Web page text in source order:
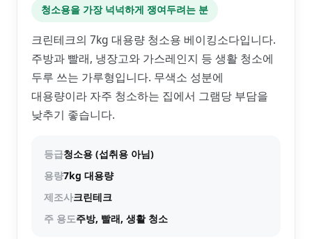
청소용을 가장 넉넉하게 쟁여두려는 분
크린테크의 7kg 대용량 청소용 베이킹소다입니다.
주방과 빨래, 냉장고와 가스레인지 등 생활 청소에
두루 쓰는 가루형입니다. 무색소 성분에
대용량이라 자주 청소하는 집에서 그램당 부담을
낮추기 좋습니다.
등급청소용 (섭취용 아님)
용량7kg 대용량
제조사크린테크
주 용도주방, 빨래, 생활 청소